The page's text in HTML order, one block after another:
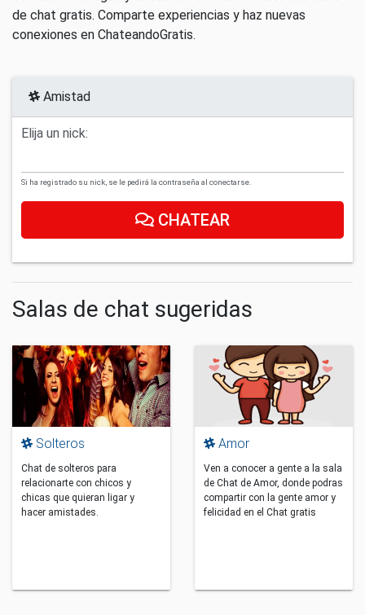
de chat gratis. Comparte experiencias y haz nuevas
conexiones en ChateandoGratis.
Amistad
Elija un nick:
Si ha registrado su nick, se le pedirá la contraseña al conectarse.
CHATEAR
Salas de chat sugeridas
Solteros
Chat de solteros para
relacionarte con chicos y
chicas que quieran ligar y
hacer amistades.
Amor
Ven a conocer a gente a la sala
de Chat de Amor, donde podras
compartir con la gente amor y
felicidad en el Chat gratis